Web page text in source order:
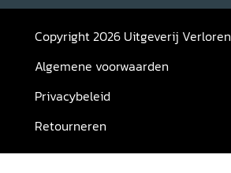
Copyright 2026 Uitgeverij Verloren
Algemene voorwaarden
Privacybeleid
Retourneren